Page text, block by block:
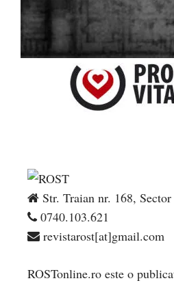
Str. Traian nr. 168,
0740.103.621
revistarost[at]gmail.com
ROSTonline.ro este o